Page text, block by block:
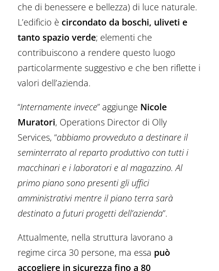
che di benessere e bellezza) di luce naturale.
L’edificio è circondato da boschi, uliveti e
tanto spazio verde; elementi che
contribuiscono a rendere questo luogo
particolarmente suggestivo e che ben riflette i
valori dell’azienda.
“Internamente invece” aggiunge Nicole
Muratori, Operations Director di Olly
Services, “abbiamo provveduto a destinare il
seminterrato al reparto produttivo con tutti i
macchinari e i laboratori e al magazzino. Al
primo piano sono presenti gli uffici
amministrativi mentre il piano terra sarà
destinato a futuri progetti dell’azienda”.
Attualmente, nella struttura lavorano a
regime circa 30 persone, ma essa può
accogliere in sicurezza fino a 80